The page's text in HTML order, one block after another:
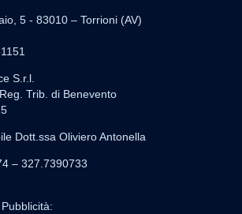
5 - 83010 – Torrioni (AV)
S.r.l.
Trib. di Benevento
Dott.ssa Oliviero Antonella
– 327.7390733